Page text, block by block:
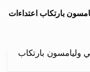
بارتكاب اعتداءات